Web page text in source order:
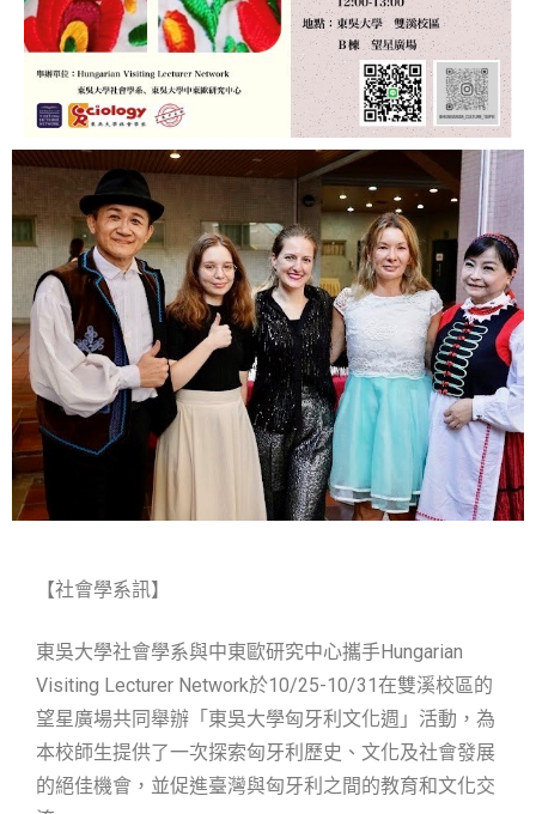
【社會學系訊】
東吳大學社會學系與中東歐研究中心攜手Hungarian
Visiting Lecturer Network於10/25-10/31在雙溪校區的
望星廣場共同舉辦「東吳大學匈牙利文化週」活動，為
本校師生提供了一次探索匈牙利歷史、文化及社會發展
的絕佳機會，並促進臺灣與匈牙利之間的教育和文化交